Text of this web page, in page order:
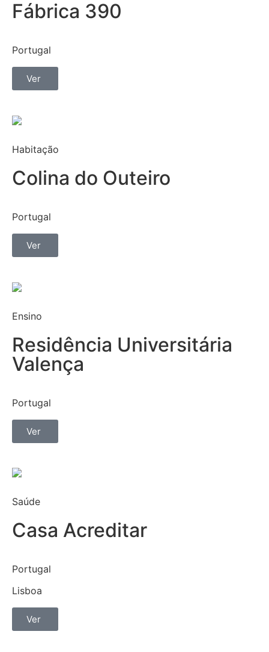
Fábrica 390
Portugal
Ver
Habitação
Colina do Outeiro
Portugal
Ver
Ensino
Residência Universitária
Valença
Portugal
Ver
Saúde
Casa Acreditar
Portugal
Lisboa
Ver